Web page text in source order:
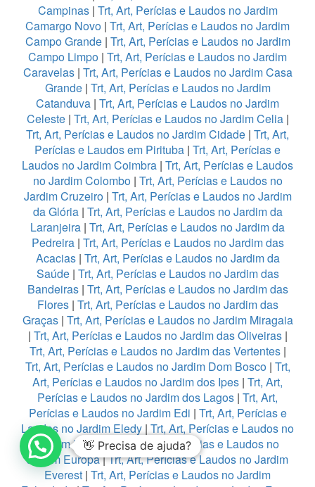
Campinas| Trt, Art, Perícias e Laudos no Jardim
Camargo Novo | Trt, Art, Perícias e Laudos no Jardim
Campo Grande| Trt, Art, Perícias e Laudos no Jardim
Campo Limpo | Trt, Art, Perícias e Laudos no Jardim
Caravelas| Trt, Art, Perícias e Laudos no Jardim Casa
Grande| Trt, Art, Perícias e Laudos no Jardim
Catanduva | Trt, Art, Perícias e Laudos no Jardim
Celeste| Trt, Art, Perícias e Laudos no Jardim Celia|
Trt, Art, Perícias e Laudos no Jardim Cidade | Trt, Art,
Perícias e Laudos em Pirituba | Trt, Art, Perícias e
Laudos no Jardim Coimbra | Trt, Art, Perícias e Laudos
no Jardim Colombo| Trt, Art, Perícias e Laudos no
Jardim Cruzeiro| Trt, Art, Perícias e Laudos no Jardim
da Glória| Trt, Art, Perícias e Laudos no Jardim da
Laranjeira | Trt, Art, Perícias e Laudos no Jardim da
Pedreira| Trt, Art, Perícias e Laudos no Jardim das
Acacias| Trt, Art, Perícias e Laudos no Jardim da
Saúde| Trt, Art, Perícias e Laudos no Jardim das
Bandeiras| Trt, Art, Perícias e Laudos no Jardim das
Flores| Trt, Art, Perícias e Laudos no Jardim das
Graças| Trt, Art, Perícias e Laudos no Jardim Miragaia
| Trt, Art, Perícias e Laudos no Jardim das Oliveiras|
Trt, Art, Perícias e Laudos no Jardim das Vertentes|
Trt, Art, Perícias e Laudos no Jardim Dom Bosco| Trt,
Art, Perícias e Laudos no Jardim dos Ipes | Trt, Art,
Perícias e Laudos no Jardim dos Lagos | Trt, Art,
Perícias e Laudos no Jardim Edi | Trt, Art, Perícias e
Laudos no Jardim Eledy | Trt, Art, Perícias e Laudos no
Jardim Esmeralda|Trt, Art, Perícias e Laudos no
Jardim Europa|Trt, Art, Perícias e Laudos no Jardim
Everest | Trt, Art, Perícias e Laudos no Jardim
👋 Precisa de ajuda?